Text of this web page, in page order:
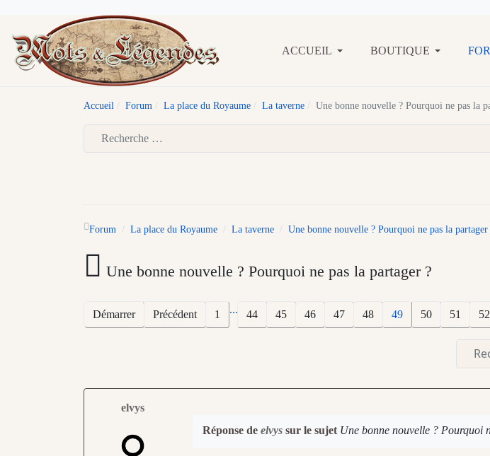
ACCUEIL BOUTIQUE
Accueil Forum La place du Royaume La taverne Une bonne nouvelle ? Pourquoi ne pas la
Forum La place du Royaume La taverne Une bonne nouvelle ? Pourquoi ne pas la partager
Une bonne nouvelle ? Pourquoi ne pas la partager ?
Démarrer Précédent 1 ... 44 45 46 47 48 49 50 51 52
elvys
Réponse de elvyssur le sujet Une bonne nouvelle ? Pourquoi